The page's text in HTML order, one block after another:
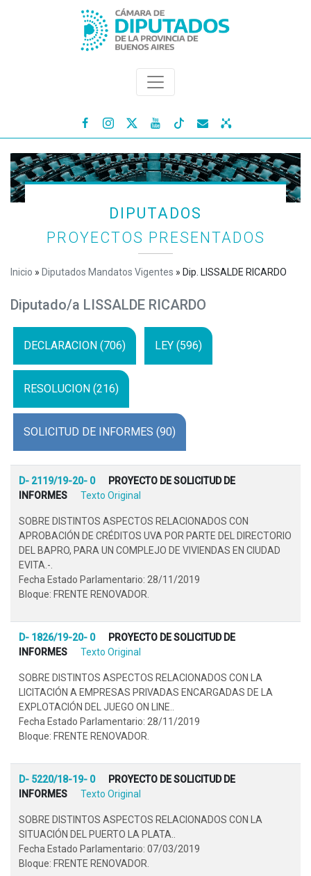
   
DIPUTADOS
PROYECTOS PRESENTADOS
Inicio » Diputados Mandatos Vigentes » Dip. LISSALDE RICARDO
Diputado/a LISSALDE RICARDO
DECLARACION (706) LEY (596)
RESOLUCION (216)
SOLICITUD DE INFORMES (90)
D- 2119/19-20- 0
PROYECTO DE SOLICITUD DE
INFORMES
Texto Original
SOBRE DISTINTOS ASPECTOS RELACIONADOS CON
APROBACIÓN DE CRÉDITOS UVA POR PARTE DEL DIRECTORIO
DEL BAPRO, PARA UN COMPLEJO DE VIVIENDAS EN CIUDAD
EVITA.-.
Fecha Estado Parlamentario: 28/11/2019
Bloque: FRENTE RENOVADOR.
D- 1826/19-20- 0
PROYECTO DE SOLICITUD DE
INFORMES
Texto Original
SOBRE DISTINTOS ASPECTOS RELACIONADOS CON LA
LICITACIÓN A EMPRESAS PRIVADAS ENCARGADAS DE LA
EXPLOTACIÓN DEL JUEGO ON LINE..
Fecha Estado Parlamentario: 28/11/2019
Bloque: FRENTE RENOVADOR.
D- 5220/18-19- 0
PROYECTO DE SOLICITUD DE
INFORMES
Texto Original
SOBRE DISTINTOS ASPECTOS RELACIONADOS CON LA
SITUACIÓN DEL PUERTO LA PLATA..
Fecha Estado Parlamentario: 07/03/2019
Bloque: FRENTE RENOVADOR.